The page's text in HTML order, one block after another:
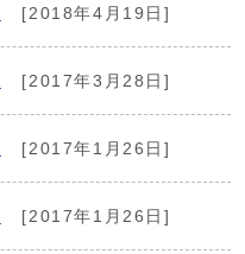
[2018年4月19日]
[2017年3月28日]
[2017年1月26日]
[2017年1月26日]